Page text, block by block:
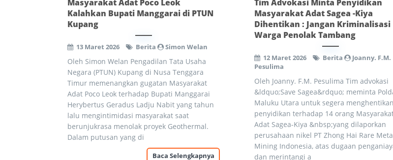
Masyarakat Adat Poco Leok
Kalahkan Bupati Manggarai di PTUN
Kupang
13 Maret 2026 Berita Simon Welan
Oleh Simon Welan Pengadilan Tata Usaha
Negara (PTUN) Kupang di Nusa Tenggara
Timur memenangkan gugatan Masyarakat
Adat Poco Leok terhadap Bupati Manggarai
Herybertus Geradus Ladju Nabit yang tahun
lalu mengintimidasi masyarakat saat
berunjukrasa menolak proyek Geothermal.
Dalam putusan yang di
Baca Selengkapnya
Tim Advokasi Minta Penyidikan
Masyarakat Adat Sagea -Kiya
Dihentikan : Jangan Kriminalisasi
Warga Penolak Tambang
12 Maret 2026 Berita
Joanny. F.M.
Pesulima
Oleh Joanny. F.M. Pesulima Tim advokasi
&ldquo;Save Sagea&rdquo; meminta
Maluku Utara untuk segera menghentikan
penyidikan terhadap 14 orang
Adat Sagea-Kiya &nbsp;yang dilaporkan
perusahaan nikel PT Zhong Hai Rare
Mining Indonesia, atas dugaan
dan merintangi a